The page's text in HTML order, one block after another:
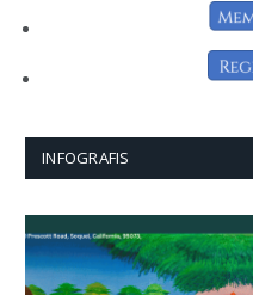
INFOGRAFIS